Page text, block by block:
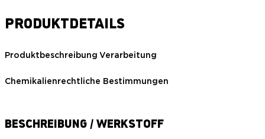
PRODUKTDETAILS
Produktbeschreibung Verarbeitung
Chemikalienrechtliche Bestimmungen
BESCHREIBUNG / WERKSTOFF